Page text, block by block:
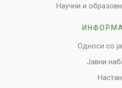
Научни и
Односи со
Јавни